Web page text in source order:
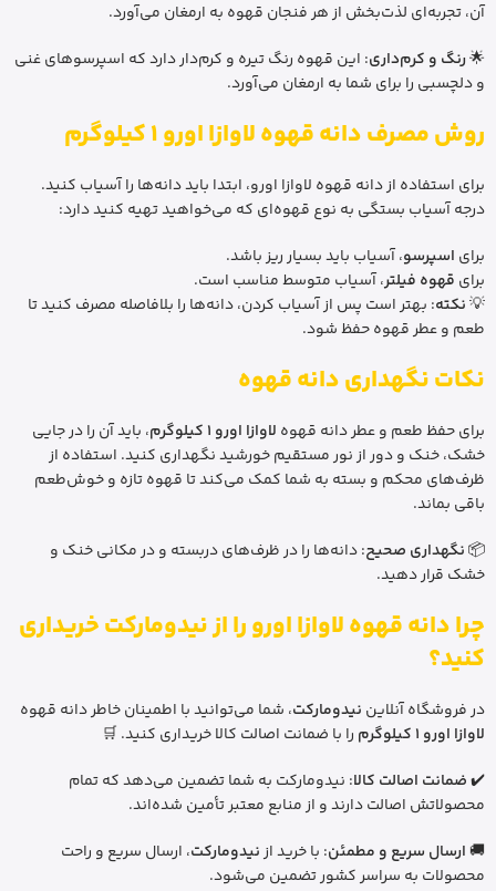
آن، تجربه‌ای لذت‌بخش از هر فنجان قهوه به ارمغان می‌آورد.
🌟رنگ و کرم‌داری: این قهوه رنگ تیره و کرم‌دار دارد که اسپرسوهای غنی
و دلچسبی را برای شما به ارمغان می‌آورد.
روش مصرف دانه قهوه لاوازا اورو 1 کیلوگرم
برای استفاده از دانه قهوه لاوازا اورو، ابتدا باید دانه‌ها را آسیاب کنید.
درجه آسیاب بستگی به نوع قهوه‌ای که می‌خواهید تهیه کنید دارد:
برای اسپرسو، آسیاب باید بسیار ریز باشد.
برای قهوه فیلتر، آسیاب متوسط مناسب است.
💡نکته: بهتر است پس از آسیاب کردن، دانه‌ها را بلافاصله مصرف کنید تا
طعم و عطر قهوه حفظ شود.
نکات نگهداری دانه قهوه
برای حفظ طعم و عطر دانه قهوه لاوازا اورو 1 کیلوگرم
، باید آن را در جایی
خشک، خنک و دور از نور مستقیم خورشید نگهداری کنید. استفاده از
ظرف‌های محکم و بسته به شما کمک می‌کند تا قهوه تازه و خوش‌طعم
باقی بماند.
📦نگهداری صحیح: دانه‌ها را در ظرف‌های دربسته و در مکانی خنک و
خشک قرار دهید.
چرا دانه قهوه لاوازا اورو را از نیدومارکت خریداری
کنید؟
در فروشگاه آنلاین نیدومارکت، شما می‌توانید با اطمینان خاطر دانه قهوه
لاوازا اورو 1 کیلوگرم
را با ضمانت اصالت کالا خریداری کنید. 🛒
✔️ضمانت اصالت کالا: نیدومارکت به شما تضمین می‌دهد که تمام
محصولاتش اصالت دارند و از منابع معتبر تأمین شده‌اند.
🚚ارسال سریع و مطمئن: با خرید ازنیدومارکت، ارسال سریع و راحت
محصولات به سراسر کشور تضمین می‌شود.